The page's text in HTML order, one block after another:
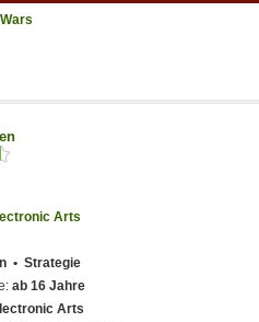
Arts
• Strategie
ab 16 Jahre
Arts